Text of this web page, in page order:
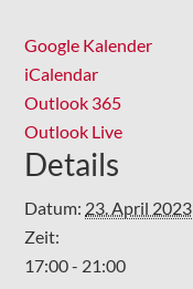
Google Kalender
iCalendar
Outlook 365
Outlook Live
Details
Datum: 23. April 2023
Zeit:
17:00 - 21:00